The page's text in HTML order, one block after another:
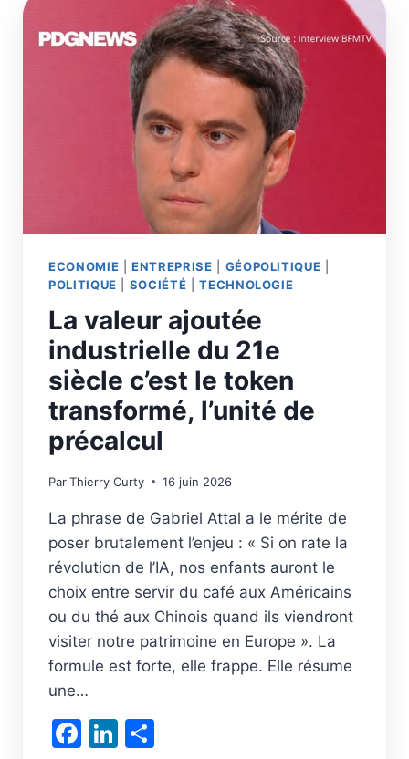
NAISSANCE
DE
L’HUMAIN
CONTRIBUTIF
ECONOMIE |ENTREPRISE GÉOPOLITIQUE
POLITIQUE
SOCIÉTÉ |TECHNOLOGIE
La valeur ajoutée
industrielle du 21e
siècle c’est le token
transformé, l’unité de
précalcul
ParThierry Curty 16 juin 2026
La phrase de Gabriel Attal a le mérite de
poser brutalement l’enjeu : « Si on rate la
révolution de l’IA, nos enfants auront le
choix entre servir du café aux Américains
ou du thé aux Chinois quand ils viendront
visiter notre patrimoine en Europe ». La
formule est forte, elle frappe. Elle résume
une…
Facebook
LinkedIn